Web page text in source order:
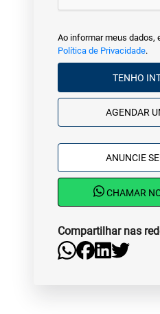
Ao informar meus dados,
Política de Privacidade.
ANUNCIE
CHAMAR
Compartilhar nas